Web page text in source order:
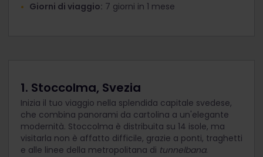
Giorni di viaggio: 7 giorni in 1 mese
1. Stoccolma, Svezia
Inizia il tuo viaggio nella splendida capitale svedese,
che combina panorami da cartolina a un'elegante
modernità. Stoccolma è distribuita su 14 isole, ma
visitarla non è affatto difficile, grazie a ponti, traghetti
e alle linee della metropolitana di tunnelbana.